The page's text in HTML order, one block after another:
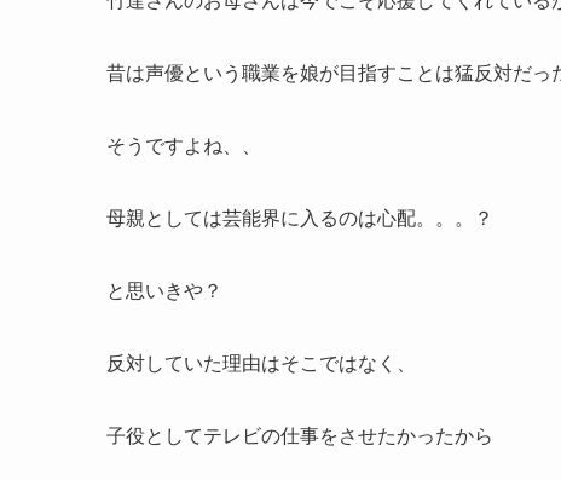
昔は声優という職業を娘が目指すことは猛反対だっ
そうですよね、、
母親としては芸能界に入るのは心配。。。？
と思いきや？
反対していた理由はそこではなく、
子役としてテレビの仕事をさせたかったから